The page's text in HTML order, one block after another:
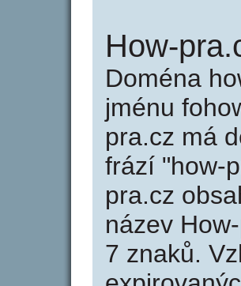
How-
Doména
jménu
pra.cz má
frází "how-
pra.cz
název
7 znaků.